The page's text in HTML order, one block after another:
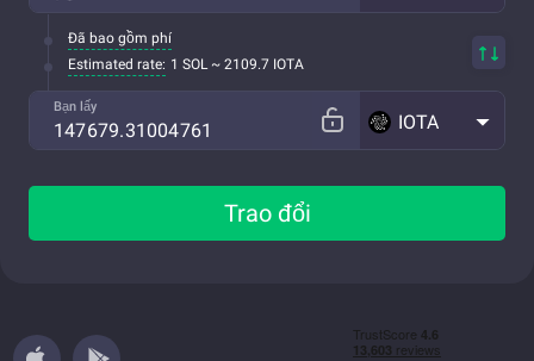
Đã bao gồm phí
Estimated rate: 1 SOL ~ 2109.7 IOTA
Bạn lấy
IOTA
Trao đổi